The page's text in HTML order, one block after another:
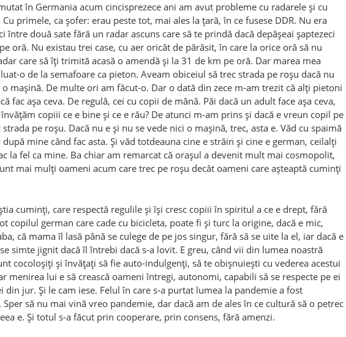
în Germania acum cincisprezece ani am avut probleme cu radarele și cu
primele, ca șofer: erau peste tot, mai ales la țară, în ce fusese DDR. Nu era
între două sate fără un radar ascuns care să te prindă dacă depășeai șaptezeci
oră. Nu existau trei case, cu aer oricât de părăsit, în care la orice oră să nu
care să îți trimită acasă o amendă și la 31 de km pe oră. Dar marea mea
o de la semafoare ca pieton. Aveam obiceiul să trec strada pe roșu dacă nu
o mașină. De multe ori am făcut-o. Dar o dată din zece m-am trezit că alți pietoni
fac așa ceva. De regulă, cei cu copii de mână. Păi dacă un adult face așa ceva,
copiii ce e bine și ce e rău? De atunci m-am prins și dacă e vreun copil pe
pe roșu. Dacă nu e și nu se vede nici o mașină, trec, asta e. Văd cu spaimă
după mine când fac asta. Și văd totdeauna cine e străin și cine e german, ceilalți
la fel ca mine. Ba chiar am remarcat că orașul a devenit mult mai cosmopolit,
mai mulți oameni acum care trec pe roșu decât oameni care așteaptă cuminți
cuminți, care respectă regulile și își cresc copiii în spiritul a ce e drept, fără
copilul german care cade cu bicicleta, poate fi și turc la origine, dacă e mic,
că mama îl lasă până se culege de pe jos singur, fără să se uite la el, iar dacă e
simte jignit dacă îl întrebi dacă s-a lovit. E greu, când vii din lumea noastră
cocoloșiți și învățați să fie auto-indulgenți, să te obișnuiești cu vederea acestui
menirea lui e să crească oameni întregi, autonomi, capabili să se respecte pe ei
din jur. Și le cam iese. Felul în care s-a purtat lumea la pandemie a fost
să nu mai vină vreo pandemie, dar dacă am de ales în ce cultură să o petrec
e. Și totul s-a făcut prin cooperare, prin consens, fără amenzi.